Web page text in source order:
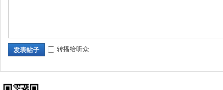
发表帖子 转播给听众